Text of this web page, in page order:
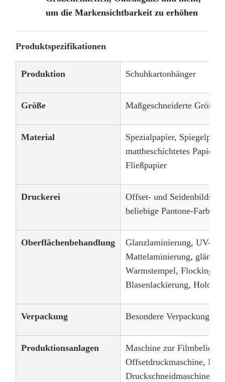
um die Markensichtbarkeit zu erhöhen
Produktspezifikationen
Produktion Schuhkartonhänger
Größe Maßgeschneiderte Größen
Material
Spezialpapier,
mattbeschichtetes Papier,
Fließpapier
Druckerei
Offset- und
beliebige Pantone-Farben
Oberflächenbehandlung
Glanzlaminierung, UV-
Mattelaminierung,
Warmstempel, Flocking,
Blasenlackierung,
Verpackung Besondere Verpackung
Produktionsanlagen
Maschine zur
Offsetdruckmaschine, PP-
Druckschneidmaschine,